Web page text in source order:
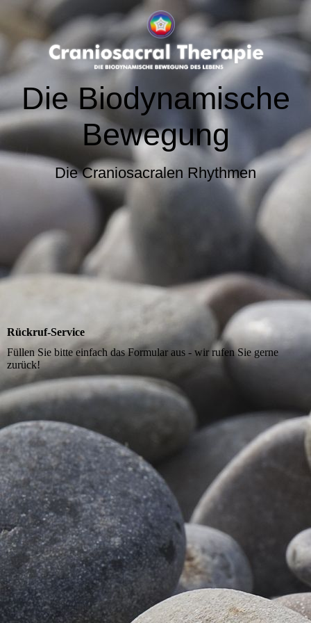
Die Biodynamische
Bewegung
Die Craniosacralen Rhythmen
Rückruf-Service
Füllen Sie bitte einfach das Formular aus - wir rufen Sie gerne
zurück!